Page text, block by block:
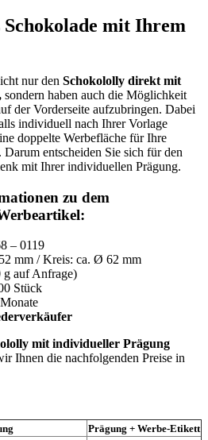
mit Ihrem
nur den Schokololly direkt mit
sondern haben auch die Möglichkeit
der Vorderseite aufzubringen. Dabei
individuell nach Ihrer Vorlage
doppelte Werbefläche für Ihre
entscheiden Sie sich für den
mit Ihrer individuellen Prägung.
zu dem
– 0119
mm / Kreis: ca. Ø 62 mm
g auf Anfrage)
Stück
mit individueller Prägung
Ihnen die nachfolgenden Preise in
Prägung + Werbe-Etikett